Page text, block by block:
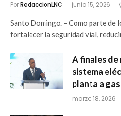
PorRedaccionLNC junio 15, 2026
Santo Domingo. – Como parte de
fortalecer la seguridad vial,
A finales de
sistema
planta a
marzo 18, 2026